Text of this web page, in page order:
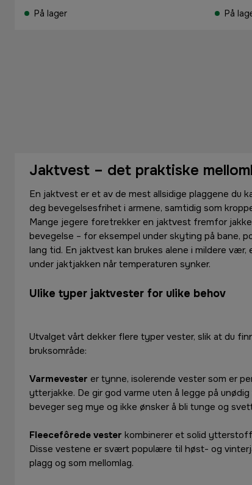
På lager På
Jaktvest – det praktiske
En jaktvest er et av de mest allsidige plaggene du
deg bevegelsesfrihet i armene, samtidig som
Mange jegere foretrekker en jaktvest fremfor
bevegelse – for eksempel under skyting på bane,
lang tid. En jaktvest kan brukes alene i mildere vær,
under jaktjakken når temperaturen synker.
Ulike typer jaktvester for ulike behov
Utvalget vårt dekker flere typer vester, slik at du
bruksområde:
Varmevester er tynne, isolerende vester som er
ytterjakke. De gir god varme uten å legge på
beveger seg mye og ikke ønsker å bli tunge og
Fleecefôrede vester kombinerer et solid
Disse vestene er svært populære til høst- og
plagg og som mellomlag.